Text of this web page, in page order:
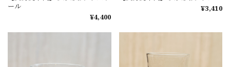
ール
¥4,400
¥3,410